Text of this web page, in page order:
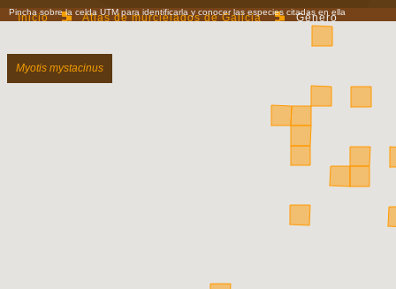
Inicio Atlas de murcielagos de Galicia
Género
Myotis mystacinus
Pincha sobre la celda UTM para identificarla y conocer las especies citadas en ella